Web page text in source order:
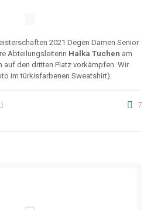
2021 Degen Damen Senior
Abteilungsleiterin Halka Tuchen am
auf den dritten Platz vorkämpfen. Wir
im türkisfarbenen Sweatshirt).
7